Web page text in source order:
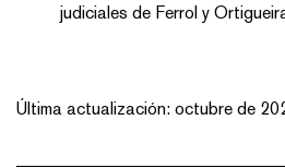
judiciales de Ferrol y
Última actualización: octubre de